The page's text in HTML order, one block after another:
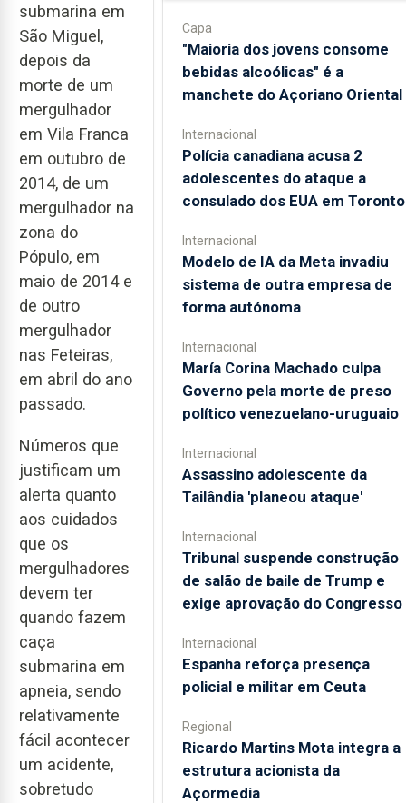
submarina em
São Miguel,
depois da
morte de um
mergulhador
em Vila Franca
em outubro de
2014, de um
mergulhador na
zona do
Pópulo, em
maio de 2014 e
de outro
mergulhador
nas Feteiras,
em abril do ano
passado.
Números que
justificam um
alerta quanto
aos cuidados
que os
mergulhadores
devem ter
quando fazem
caça
submarina em
apneia, sendo
relativamente
fácil acontecer
um acidente,
sobretudo
Capa
"Maioria dos jovens consome
bebidas alcoólicas" é a
manchete do Açoriano Oriental
Internacional
Polícia canadiana acusa 2
adolescentes do ataque a
consulado dos EUA em Toronto
Internacional
Modelo de IA da Meta invadiu
sistema de outra empresa de
forma autónoma
Internacional
María Corina Machado culpa
Governo pela morte de preso
político venezuelano-uruguaio
Internacional
Assassino adolescente da
Tailândia 'planeou ataque'
Internacional
Tribunal suspende construção
de salão de baile de Trump e
exige aprovação do Congresso
Internacional
Espanha reforça presença
policial e militar em Ceuta
Regional
Ricardo Martins Mota integra a
estrutura acionista da
Açormedia